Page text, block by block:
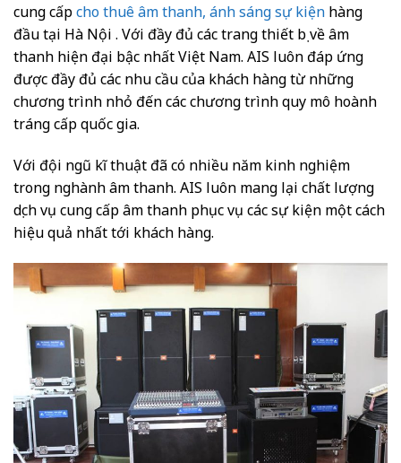
cung cấpcho thuê âm thanh, ánh sáng sự kiện hàng
đầu tại Hà Nội . Với đầy đủ các trang thiết bị về âm
thanh hiện đại bậc nhất Việt Nam. AIS luôn đáp ứng
được đầy đủ các nhu cầu của khách hàng từ những
chương trình nhỏ đến các chương trình quy mô hoành
tráng cấp quốc gia.
Với đội ngũ kĩ thuật đã có nhiều năm kinh nghiệm
trong nghành âm thanh. AIS luôn mang lại chất lượng
dịch vụ cung cấp âm thanh phục vụ các sự kiện một cách
hiệu quả nhất tới khách hàng.